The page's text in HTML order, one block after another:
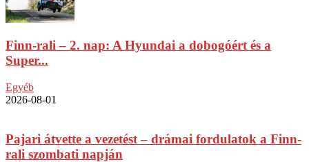
Finn-rali – 2. nap: A Hyundai a dobogóért és a
Super...
Egyéb
2026-08-01
Pajari átvette a vezetést – drámai fordulatok a Finn-
rali szombati napján